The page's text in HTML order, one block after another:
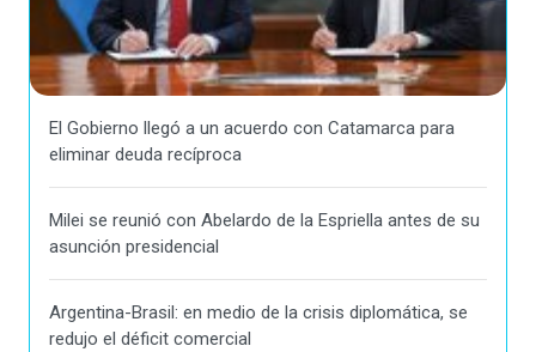
El Gobierno llegó a un acuerdo con Catamarca para
eliminar deuda recíproca
Milei se reunió con Abelardo de la Espriella antes de su
asunción presidencial
Argentina-Brasil: en medio de la crisis diplomática, se
redujo el déficit comercial